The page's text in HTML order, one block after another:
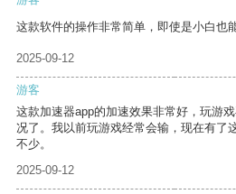
这款软件的操作非常简单，即使是小白也
2025-09-12
游客
这款加速器app的加速效果非常好，玩游
况了。我以前玩游戏经常会输，现在有了
不少。
2025-09-12